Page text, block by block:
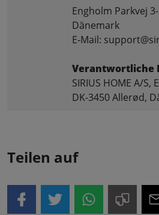
Engholm Parkvej
Dänemark
E-Mail:
Verantwortliche
SIRIUS HOME A/
DK-3450 Allerød,
Teilen auf